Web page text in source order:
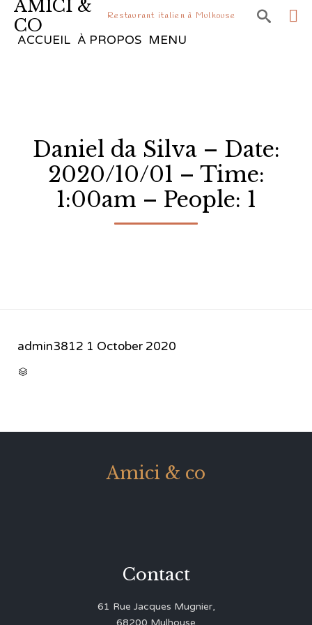
AMICI &
CO
Restaurant italien à Mulhouse 
ACCUEIL À PROPOS MENU
Daniel da Silva – Date:
2020/10/01 – Time:
1:00am – People: 1
admin3812 1 October 2020

Amici & co
Contact
61 Rue Jacques Mugnier,